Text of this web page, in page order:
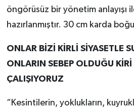
öngörüsüz bir yönetim anlayışı
hazırlanmıştır. 30 cm karda
ONLAR BİZİ KİRLİ SİYASETLE
ONLARIN SEBEP OLDUĞU
ÇALIŞIYORUZ
“Kesintilerin, yoklukların,